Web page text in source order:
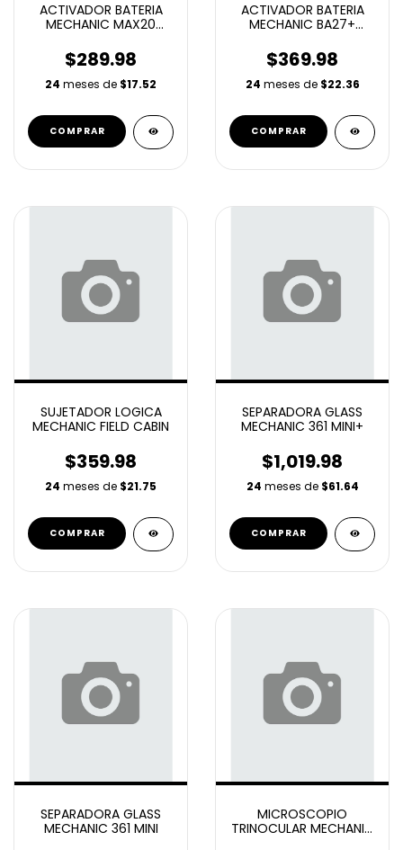
ACTIVADOR BATERIA
MECHANIC MAX20
SERIES)
$289.98
24 meses de $17.52
ACTIVADOR BATERIA
MECHANIC BA27+
SERIES)
$369.98
24 meses de $22.36
SUJETADOR LOGICA
MECHANIC FIELD CABIN
$359.98
24 meses de $21.75
SEPARADORA GLASS
MECHANIC 361 MINI+
$1,019.98
24 meses de $61.64
SEPARADORA GLASS
MECHANIC 361 MINI
MICROSCOPIO
TRINOCULAR MECHANIC